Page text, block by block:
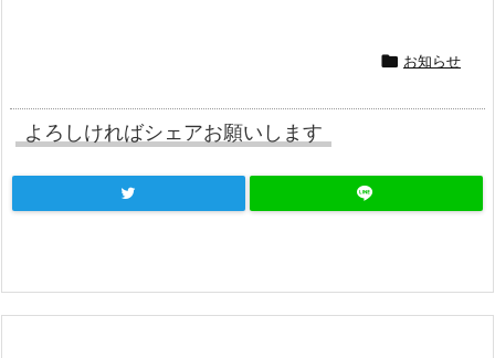
 お知らせ
よろしければシェアお願いします